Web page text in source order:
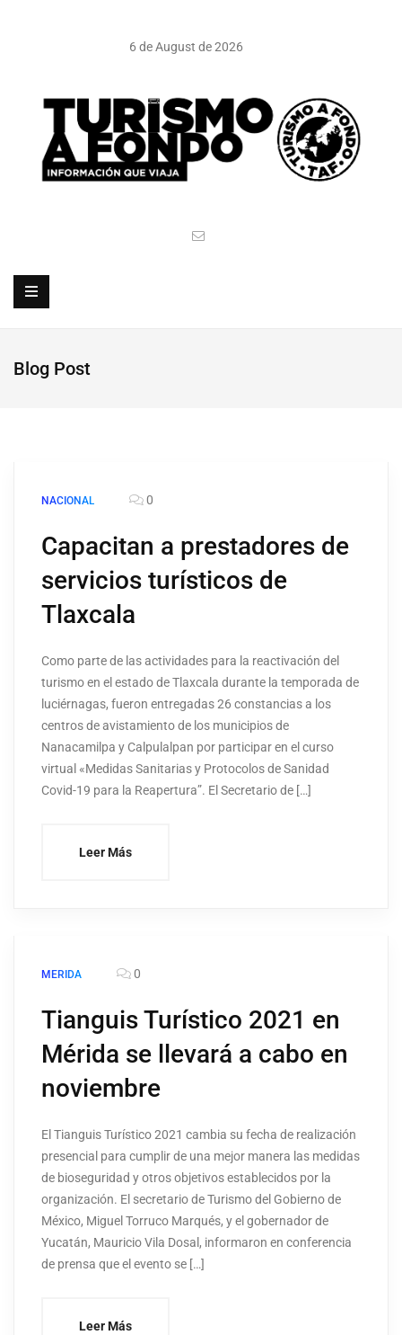
6 de August de 2026
Blog Post
NACIONAL 0
Capacitan a prestadores de
servicios turísticos de
Tlaxcala
Como parte de las actividades para la reactivación del
turismo en el estado de Tlaxcala durante la temporada de
luciérnagas, fueron entregadas 26 constancias a los
centros de avistamiento de los municipios de
Nanacamilpa y Calpulalpan por participar en el curso
virtual «Medidas Sanitarias y Protocolos de Sanidad
Covid-19 para la Reapertura”. El Secretario de […]
Leer Más
MERIDA 0
Tianguis Turístico 2021 en
Mérida se llevará a cabo en
noviembre
El Tianguis Turístico 2021 cambia su fecha de realización
presencial para cumplir de una mejor manera las medidas
de bioseguridad y otros objetivos establecidos por la
organización. El secretario de Turismo del Gobierno de
México, Miguel Torruco Marqués, y el gobernador de
Yucatán, Mauricio Vila Dosal, informaron en conferencia
de prensa que el evento se […]
Leer Más